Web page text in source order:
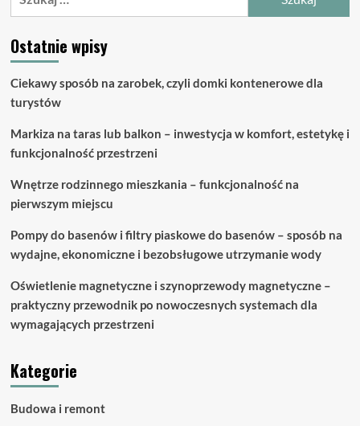
–
jakie
różnice?
Ostatnie wpisy
Ciekawy sposób na zarobek, czyli domki kontenerowe dla
turystów
Markiza na taras lub balkon – inwestycja w komfort, estetykę i
funkcjonalność przestrzeni
Wnętrze rodzinnego mieszkania – funkcjonalność na
pierwszym miejscu
Pompy do basenów i filtry piaskowe do basenów – sposób na
wydajne, ekonomiczne i bezobsługowe utrzymanie wody
Oświetlenie magnetyczne i szynoprzewody magnetyczne –
praktyczny przewodnik po nowoczesnych systemach dla
wymagających przestrzeni
Kategorie
Budowa i remont